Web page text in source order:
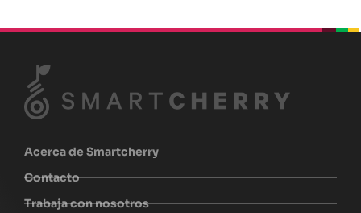
Acerca de Smartcherry
Contacto
Trabaja con nosotros